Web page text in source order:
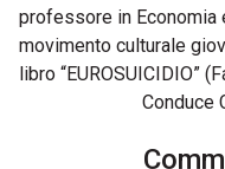
professore in Economia
movimento culturale
libro “EUROSUICIDIO”
Conduce